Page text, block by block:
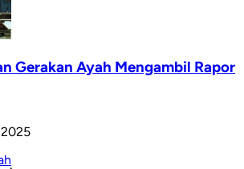
Gerakan Ayah Mengambil Rapor